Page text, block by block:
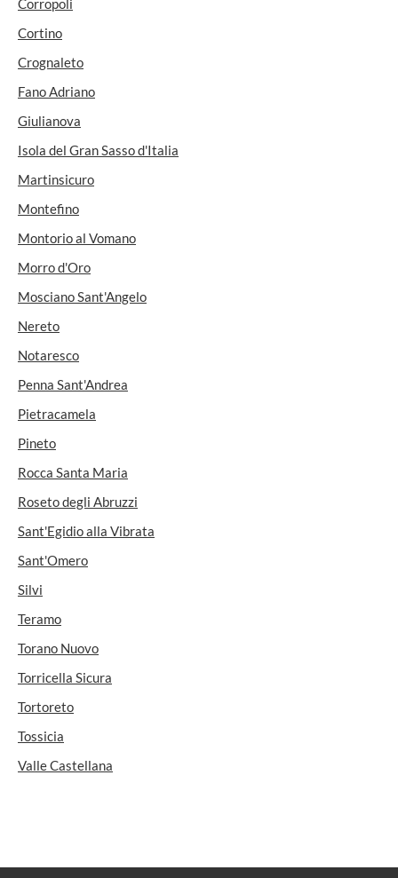
Corropoli
Cortino
Crognaleto
Fano Adriano
Giulianova
Isola del Gran Sasso d'Italia
Martinsicuro
Montefino
Montorio al Vomano
Morro d'Oro
Mosciano Sant'Angelo
Nereto
Notaresco
Penna Sant'Andrea
Pietracamela
Pineto
Rocca Santa Maria
Roseto degli Abruzzi
Sant'Egidio alla Vibrata
Sant'Omero
Silvi
Teramo
Torano Nuovo
Torricella Sicura
Tortoreto
Tossicia
Valle Castellana